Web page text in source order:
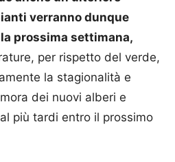
verranno dunque
prossima settimana,
per rispetto del verde,
la stagionalità e
dei nuovi alberi e
più tardi entro il prossimo